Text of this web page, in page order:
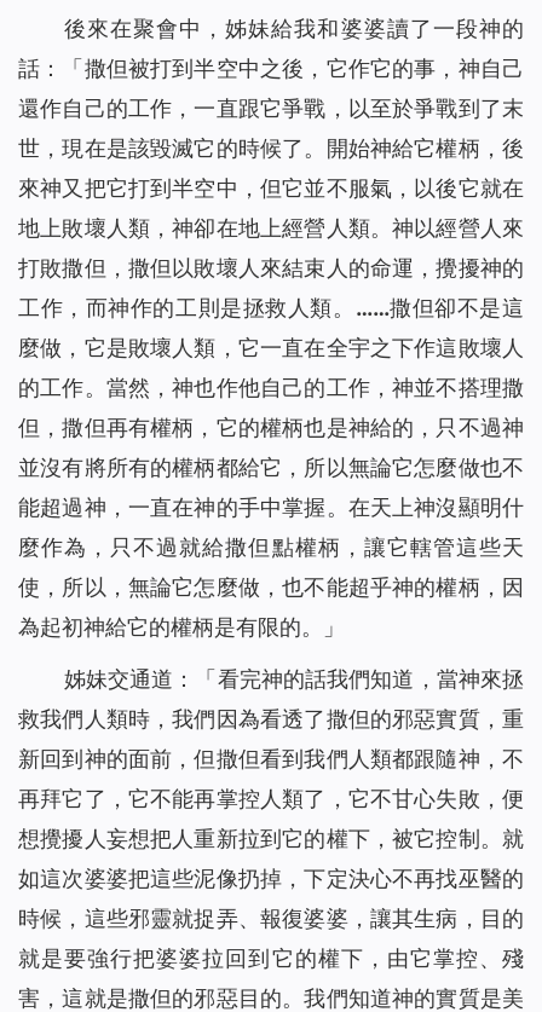
後來在聚會中，姊妹給我和婆婆讀了一段神的
話 ： 「撒但被打到半空中之後，它作它的事，神自己
還作自己的工作，一直跟它爭戰，以至於爭戰到了末
世，現在是該毀滅它的時候了。開始神給它權柄，後
來神又把它打到半空中，但它並不服氣，以後它就在
地上敗壞人類，神卻在地上經營人類。神以經營人來
打敗撒但，撒但以敗壞人來結束人的命運，攪擾神的
工作，而神作的工則是拯救人類。……撒但卻不是這
麼做，它是敗壞人類，它一直在全宇之下作這敗壞人
的工作。當然，神也作他自己的工作，神並不搭理撒
但，撒但再有權柄，它的權柄也是神給的，只不過神
並沒有將所有的權柄都給它，所以無論它怎麼做也不
能超過神，一直在神的手中掌握。在天上神沒顯明什
麼作為，只不過就給撒但點權柄，讓它轄管這些天
使，所以，無論它怎麼做，也不能超乎神的權柄，因
為起初神給它的權柄是有限的。
」
姊妹交通道：「看完神的話我們知道，當神來拯
救我們人類時，我們因為看透了撒但的邪惡實質，重
新回到神的面前，但撒但看到我們人類都跟隨神，不
再拜它了，它不能再掌控人類了， 它不甘心失敗，便
想攪擾人妄想把人重新拉到它的權下，被它控制。就
如這次婆婆把這些泥像扔掉，下定決心不再找巫醫的
時候，這些邪靈就捉弄、報復婆婆，讓其生病，目的
就是要強行把婆婆拉回到它的權下，由它掌控、殘
害，這就是撒但的邪惡目的。我們知道神的實質是美